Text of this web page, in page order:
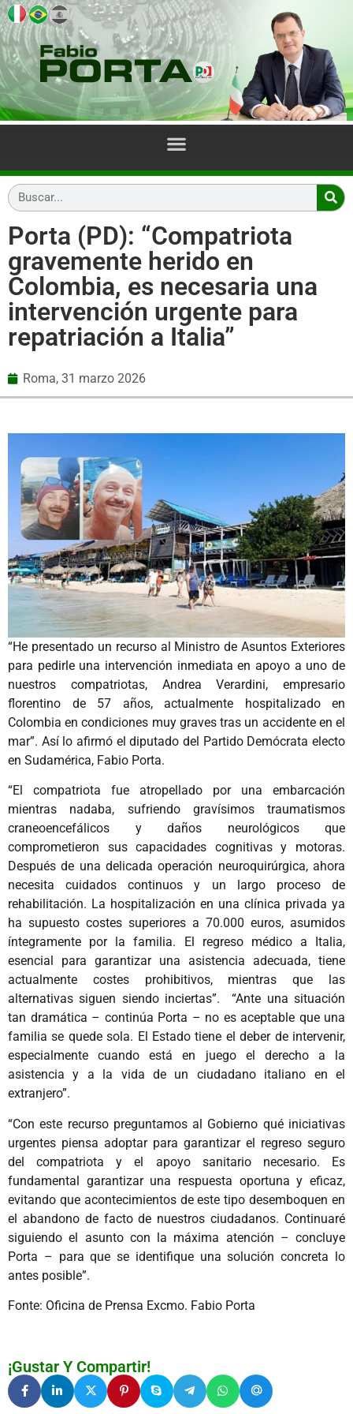
Porta (PD): “Compatriota
gravemente herido en
Colombia, es necesaria una
intervención urgente para
repatriación a Italia”
Roma, 31 marzo 2026
“He presentado un recurso al Ministro de Asuntos Exteriores
para pedirle una intervención inmediata en apoyo a uno de
nuestros compatriotas, Andrea Verardini, empresario
florentino de 57 años, actualmente hospitalizado en
Colombia en condiciones muy graves tras un accidente en el
mar”. Así lo afirmó el diputado del Partido Demócrata electo
en Sudamérica, Fabio Porta.
“El compatriota fue atropellado por una embarcación
mientras nadaba, sufriendo gravísimos traumatismos
craneoencefálicos y daños neurológicos que
comprometieron sus capacidades cognitivas y motoras.
Después de una delicada operación neuroquirúrgica, ahora
necesita cuidados continuos y un largo proceso de
rehabilitación. La hospitalización en una clínica privada ya
ha supuesto costes superiores a 70.000 euros, asumidos
íntegramente por la familia. El regreso médico a Italia,
esencial para garantizar una asistencia adecuada, tiene
actualmente costes prohibitivos, mientras que las
alternativas siguen siendo inciertas”. “Ante una situación
tan dramática – continúa Porta – no es aceptable que una
familia se quede sola. El Estado tiene el deber de intervenir,
especialmente cuando está en juego el derecho a la
asistencia y a la vida de un ciudadano italiano en el
extranjero”.
“Con este recurso preguntamos al Gobierno qué iniciativas
urgentes piensa adoptar para garantizar el regreso seguro
del compatriota y el apoyo sanitario necesario. Es
fundamental garantizar una respuesta oportuna y eficaz,
evitando que acontecimientos de este tipo desemboquen en
el abandono de facto de nuestros ciudadanos. Continuaré
siguiendo el asunto con la máxima atención – concluye
Porta – para que se identifique una solución concreta lo
antes posible”.
Fonte: Oficina de Prensa Excmo. Fabio Porta
¡Gustar Y Compartir!